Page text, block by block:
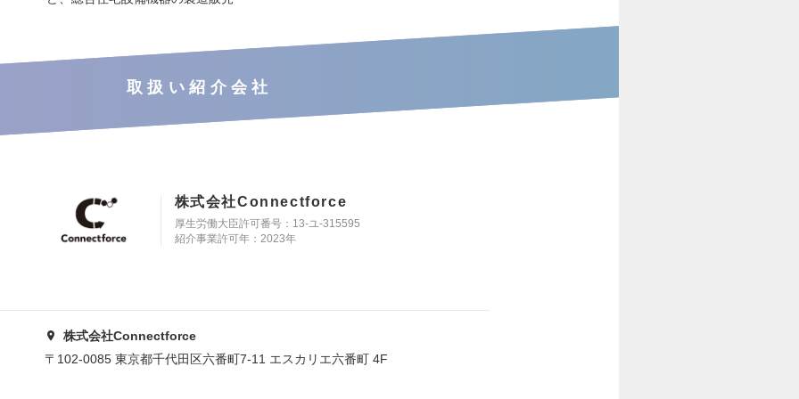
取扱い紹介会社
株式会社Connectforce
厚生労働大臣許可番号：13-ユ-315595
紹介事業許可年：2023年
株式会社Connectforce
〒102-0085 東京都千代田区六番町7-11 エスカリエ六番町 4F